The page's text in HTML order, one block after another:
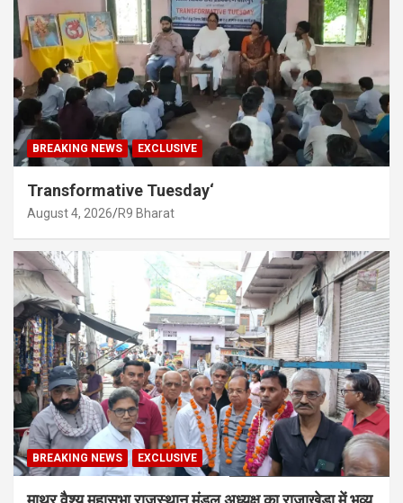
BREAKING NEWS EXCLUSIVE
Transformative Tuesday‘
August 4, 2026 R9 Bharat
BREAKING NEWS EXCLUSIVE